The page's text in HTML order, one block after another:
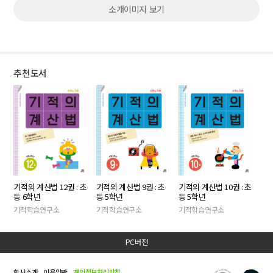
소개이미지 보기
추천도서
기적의 계산법 12권 : 초
등 6학년
기적학습연구소
기적의 계산법 9권 : 초
등 5학년
기적학습연구소
기적의 계산법 10권 : 초
등 5학년
기적학습연구소
PC버전